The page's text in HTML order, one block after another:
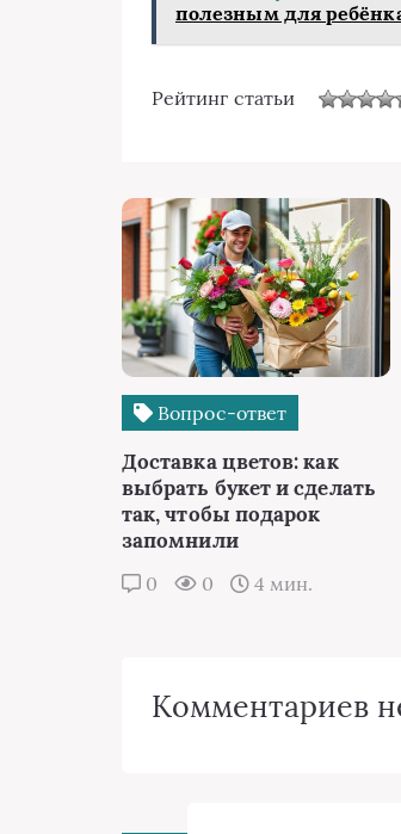
полезным для
Рейтинг статьи
Вопрос-ответ
Доставка цветов: как
выбрать букет и сделать
так, чтобы подарок
запомнили
0 0 4 мин.
Комментариев